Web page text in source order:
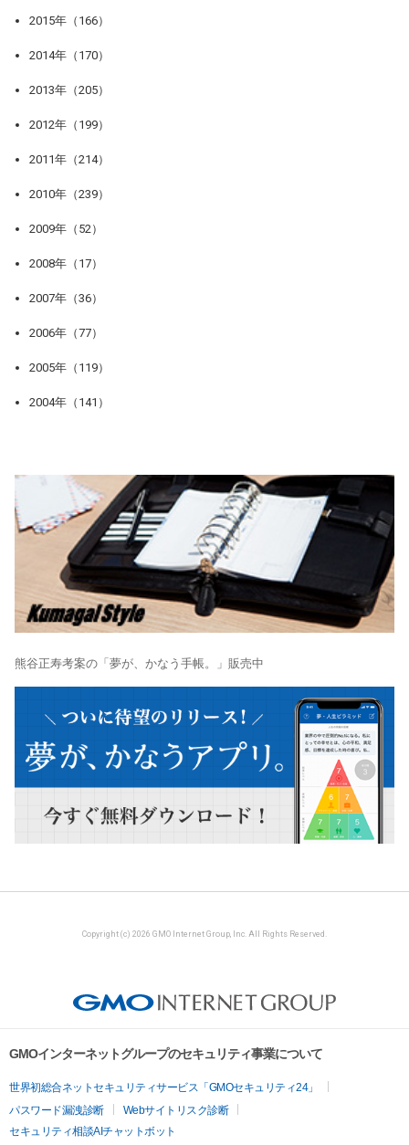
2015年（166）
2014年（170）
2013年（205）
2012年（199）
2011年（214）
2010年（239）
2009年（52）
2008年（17）
2007年（36）
2006年（77）
2005年（119）
2004年（141）
熊谷正寿考案の「夢が、かなう手帳。」販売中
Copyright (c) 2026 GMO Internet Group, Inc. All Rights Reserved.
GMOインターネットグループのセキュリティ事業について
世界初総合ネットセキュリティサービス「GMOセキュリティ24」
パスワード漏洩診断
Webサイトリスク診断
セキュリティ相談AIチャットボット